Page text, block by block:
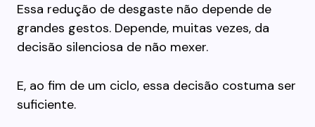
Essa redução de desgaste não depende de
grandes gestos. Depende, muitas vezes, da
decisão silenciosa de não mexer.
E, ao fim de um ciclo, essa decisão costuma ser
suficiente.